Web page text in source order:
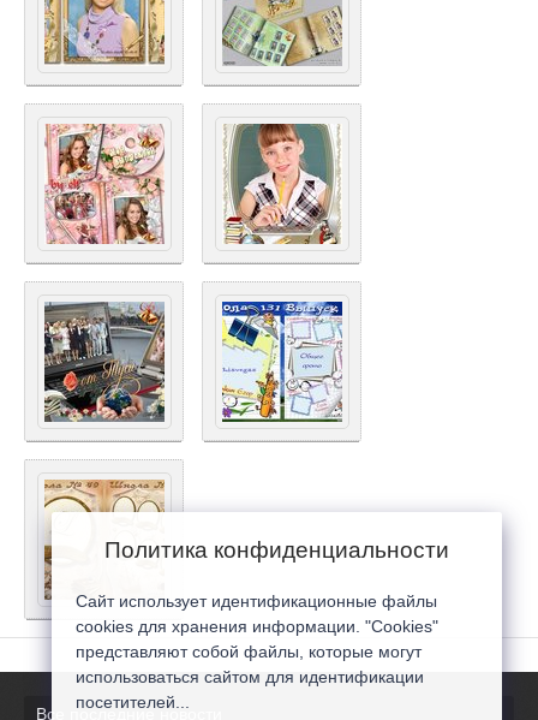
Все последние новости
Политика конфиденциальности
Сайт использует идентификационные файлы
cookies для хранения информации. "Cookies"
представляют собой файлы, которые могут
использоваться сайтом для идентификации
посетителей...